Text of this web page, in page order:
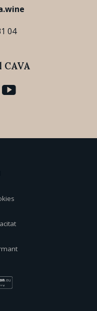
04
CAVA